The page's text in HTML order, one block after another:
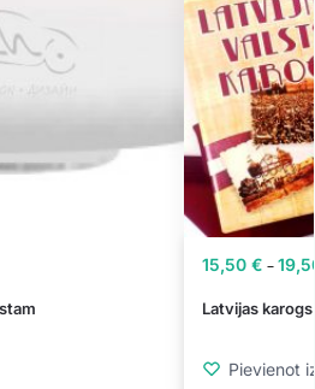
Latvijas
15,50 € –
Pievienot